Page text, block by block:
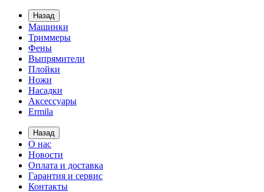
Назад
Машинки
Триммеры
Фены
Выпрямители
Плойки
Ножи
Насадки
Аксессуары
Ermila
Назад
О нас
Новости
Оплата и доставка
Гарантия и сервис
Контакты